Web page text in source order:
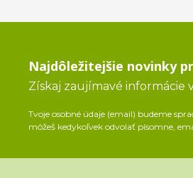
Najdôležitejšie novinky
Získaj zaujímavé informácie
Tvoje osobné údaje (email) budeme
môžeš kedykoľvek odvolať písomne,